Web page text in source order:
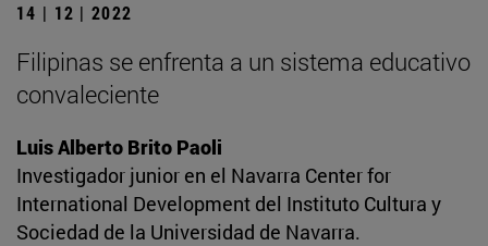
14 | 12 | 2022
Filipinas se enfrenta a un sistema educativo
convaleciente
Luis Alberto Brito Paoli
Investigador junior en el Navarra Center for
International Development del Instituto Cultura y
Sociedad de la Universidad de Navarra.